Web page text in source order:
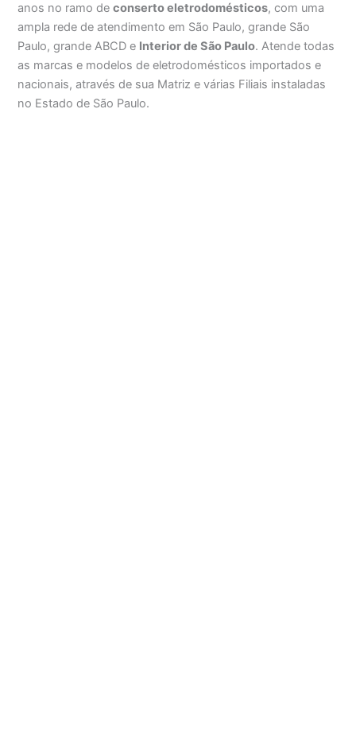
anos no ramo deconserto eletrodomésticos, com uma
ampla rede de atendimento em São Paulo, grande São
Paulo, grande ABCD e Interior de São Paulo. Atende todas
as marcas e modelos de eletrodomésticos importados e
nacionais, através de sua Matriz e várias Filiais instaladas
no Estado de São Paulo.